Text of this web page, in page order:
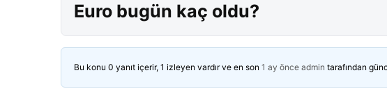
Euro bugün kaç oldu?
Bu konu 0 yanıt içerir, 1 izleyen vardır ve en son 1 ay önce admin tarafından